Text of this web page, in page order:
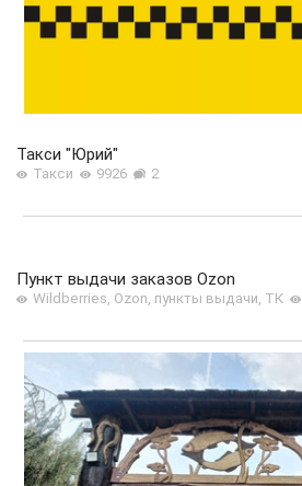
Такси "Юрий"
Такси 9926 2
Пункт выдачи заказов Ozon
Wildberries, Ozon, пункты выдачи, ТК